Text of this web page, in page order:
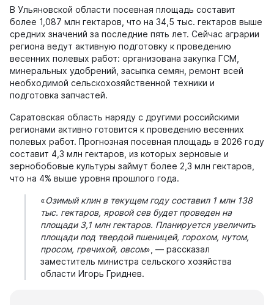
В Ульяновской области посевная площадь составит
более 1,087 млн гектаров, что на 34,5 тыс. гектаров выше
средних значений за последние пять лет. Сейчас аграрии
региона ведут активную подготовку к проведению
весенних полевых работ: организована закупка ГСМ,
минеральных удобрений, засыпка семян, ремонт всей
необходимой сельскохозяйственной техники и
подготовка запчастей.
Саратовская область наряду с другими российскими
регионами активно готовится к проведению весенних
полевых работ. Прогнозная посевная площадь в 2026 году
составит 4,3 млн гектаров, из которых зерновые и
зернобобовые культуры займут более 2,3 млн гектаров,
что на 4% выше уровня прошлого года.
«Озимый клин в текущем году составил 1 млн 138
тыс. гектаров, яровой сев будет проведен на
площади 3,1 млн гектаров. Планируется увеличить
площади под твердой пшеницей, горохом, нутом,
просом, гречихой, овсом», — рассказал
заместитель министра сельского хозяйства
области Игорь Гриднев.